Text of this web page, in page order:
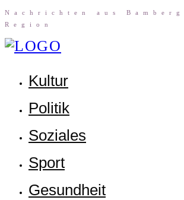
Nach­rich­ten aus
Region
Kul­tur
Poli­tik
Sozia­les
Sport
Gesund­heit